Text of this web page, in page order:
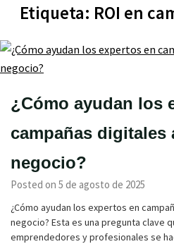
Etiqueta: ROI en
¿Cómo ayudan los
campañas digitales
negocio?
Posted on 5 de agosto de 2025
¿Cómo ayudan los expertos en
negocio? Esta es una pregunta clave
emprendedores y profesionales se